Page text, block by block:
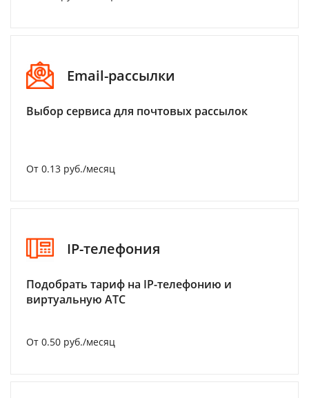
Email-рассылки
Выбор сервиса для почтовых рассылок
От 0.13 руб./месяц
IP-телефония
Подобрать тариф на IP-телефонию и
виртуальную АТС
От 0.50 руб./месяц